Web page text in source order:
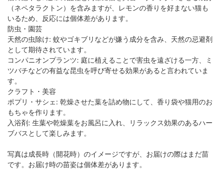
（ネペタラクトン）を含みますが、レモンの香りを好まない猫も
いるため、反応には個体差があります。
防虫・園芸
天然の虫除け: 蚊やゴキブリなどが嫌う成分を含み、天然の忌避剤
として期待されています。
コンパニオンプランツ: 庭に植えることで害虫を遠ざける一方、ミ
ツバチなどの有益な昆虫を呼び寄せる効果があると言われていま
す。
クラフト・美容
ポプリ・サシェ: 乾燥させた葉を詰め物にして、香り袋や猫用のお
もちゃを作ります。
入浴剤: 生葉や乾燥葉をお風呂に入れ、リラックス効果のあるハー
ブバスとして楽しみます。
写真は成長時（開花時）のイメージですが、お届けの際はまだ苗
です。お届け時の苗姿は個体差があります。